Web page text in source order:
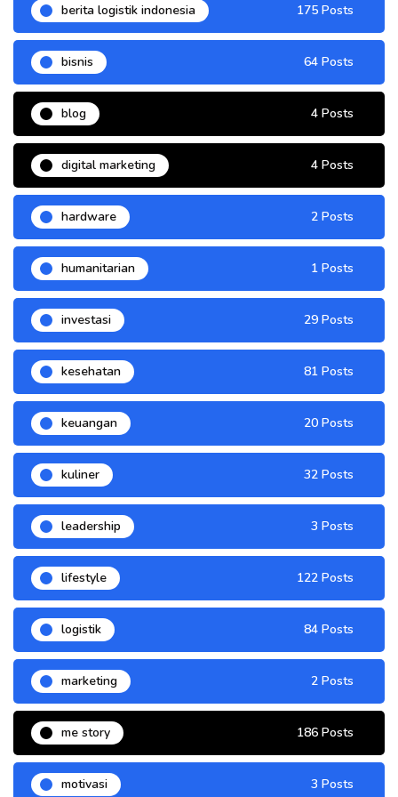
berita logistik indonesia 175 Posts
bisnis 64 Posts
blog 4 Posts
digital marketing 4 Posts
hardware 2 Posts
humanitarian 1 Posts
investasi 29 Posts
kesehatan 81 Posts
keuangan 20 Posts
kuliner 32 Posts
leadership 3 Posts
lifestyle 122 Posts
logistik 84 Posts
marketing 2 Posts
me story 186 Posts
motivasi 3 Posts